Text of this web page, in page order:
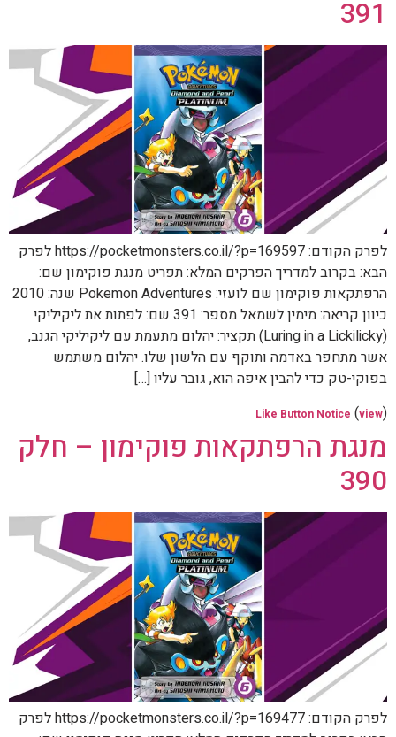
391
לפרק הקודם: https://pocketmonsters.co.il/?p=169597 לפרק
הבא: בקרוב למדריך הפרקים המלא: תפריט מנגת פוקימון שם:
הרפתקאות פוקימון שם לועזי: Pokemon Adventures שנה: 2010
כיוון קריאה: מימין לשמאל מספר: 391 שם: לפתות את ליקיליקי
(Luring in a Lickilicky) תקציר: יהלום מתעמת עם ליקיליקי הגנב,
אשר מתחפר באדמה ותוקף עם הלשון שלו. יהלום משתמש
בפוקי-טק כדי להבין איפה הוא, גובר עליו […]
Like Button Notice (view)
מנגת הרפתקאות פוקימון – חלק
390
לפרק הקודם: https://pocketmonsters.co.il/?p=169477 לפרק